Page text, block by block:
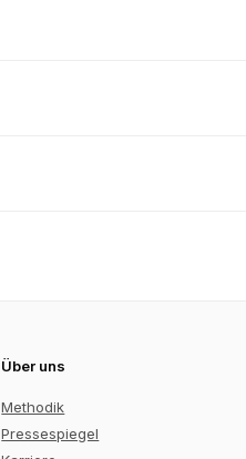
Über uns
Methodik
Pressespiegel